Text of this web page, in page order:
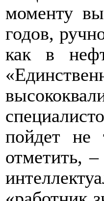
моменту
годов,
как в
пойдет не
отметить,